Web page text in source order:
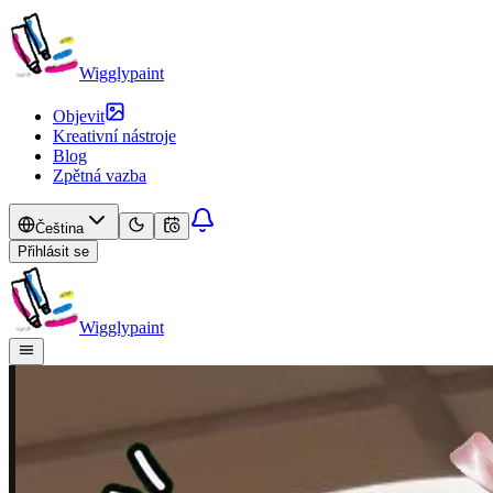
Wigglypaint
Objevit
Kreativní nástroje
Blog
Zpětná vazba
Čeština
Přihlásit se
Wigglypaint